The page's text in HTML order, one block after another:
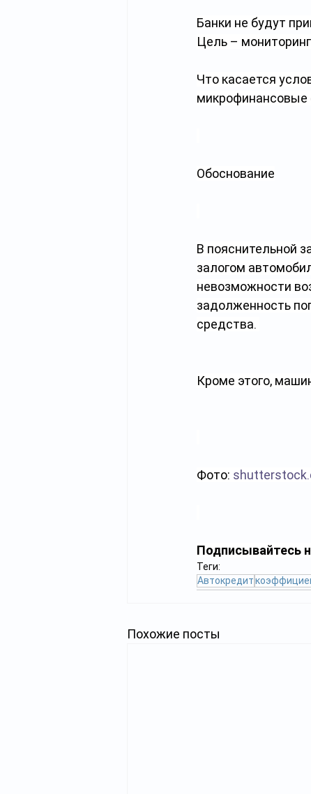
Банки не будут
Цель –
Что касается
микрофинансовые
Обоснование
В пояснительной
залогом
невозможности
задолженность
средства.
Кроме этого,
Фото:
Подписывайтесь
Теги:
Автокредит
Похожие посты